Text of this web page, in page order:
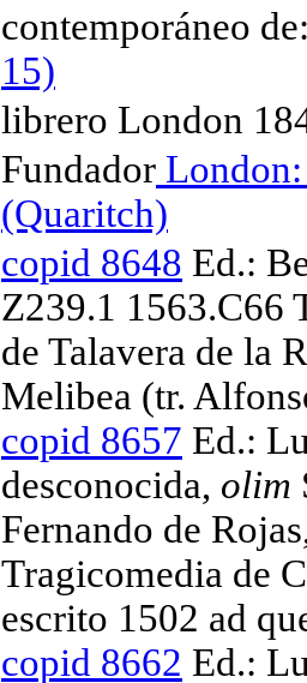
contemporáneo
15)
librero London
Fundador
(Quaritch)
copid 8648 Ed.:
Z239.1 1563.C66
de Talavera de la
Melibea (tr.
copid 8657 Ed.:
desconocida, olim
Fernando de
Tragicomedia de
escrito 1502 ad
copid 8662 Ed.: